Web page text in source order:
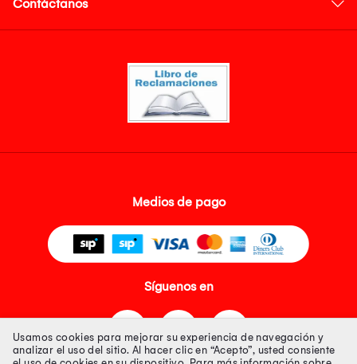
Contáctanos
Medios de pago
Síguenos en
Usamos cookies para mejorar su experiencia de navegación y
analizar el uso del sitio. Al hacer clic en “Acepto”, usted consiente